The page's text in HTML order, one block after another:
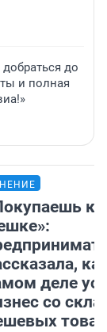
до
и полная
деле
со